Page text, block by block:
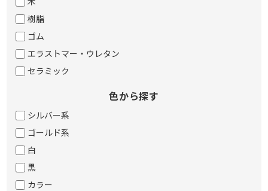
樹脂
ゴム
エラストマー・ウレタン
セラミック
色から探す
シルバー系
ゴールド系
白
黒
カラー